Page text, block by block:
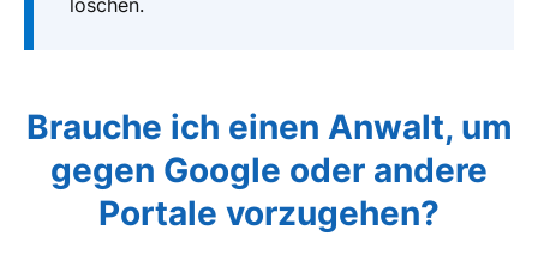
löschen.
Brauche ich einen Anwalt, um
gegen Google oder andere
Portale vorzugehen?